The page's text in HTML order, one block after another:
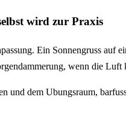
wird zur Praxis
Ein Sonnengruss auf
wenn die
und dem Ubungsraum,